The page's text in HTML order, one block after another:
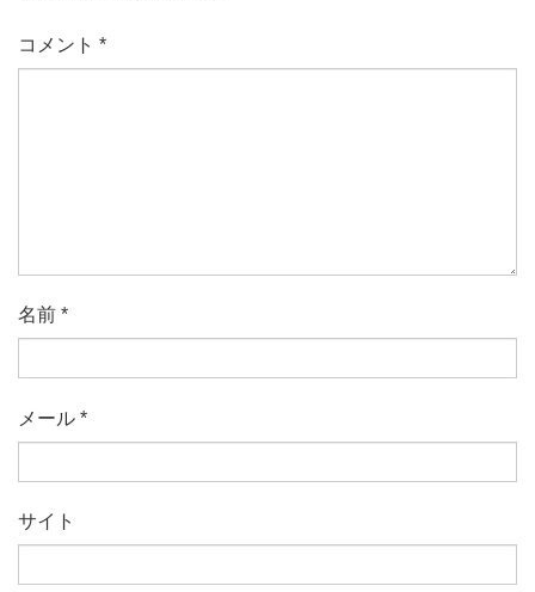
コメント *
名前 *
メール *
サイト